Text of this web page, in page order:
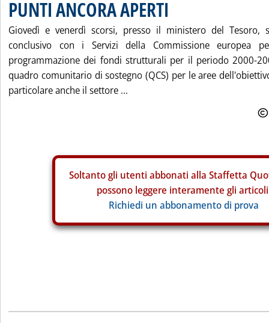
PUNTI ANCORA APERTI
Giovedì e venerdì scorsi, presso il ministero del Tesoro,
conclusivo con i Servizi della Commissione europea
programmazione dei fondi strutturali per il periodo 2000-
quadro comunitario di sostegno (QCS) per le aree
particolare anche il settore ...
Soltanto gli utenti abbonati alla Staffetta
possono leggere interamente gli
Richiedi un abbonamento di prova